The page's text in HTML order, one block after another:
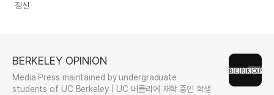
정신
BERKELEY OPINION
Media Press maintained by undergraduate
students of UC Berkeley | UC 버클리에 재학 중인 학생